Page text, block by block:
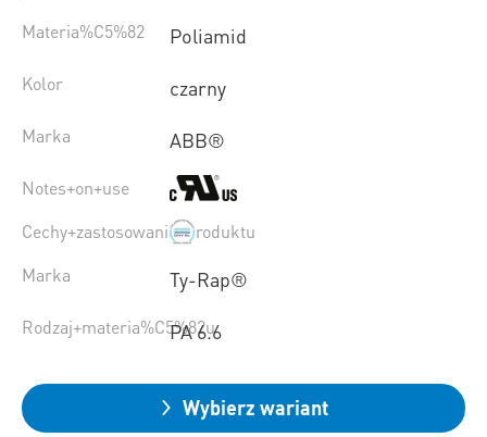
Materia%C5%82
Poliamid
Kolor czarny
Marka ABB®
Notes+on+use
Cechy+zastosowania+produktu
Marka
Ty-Rap®
Rodzaj+materia%C5%82u
PA 6.6
Wybierz wariant